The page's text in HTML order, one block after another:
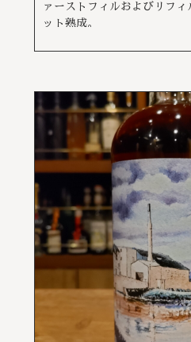
ァーストフィルおよびリフ
ット熟成。